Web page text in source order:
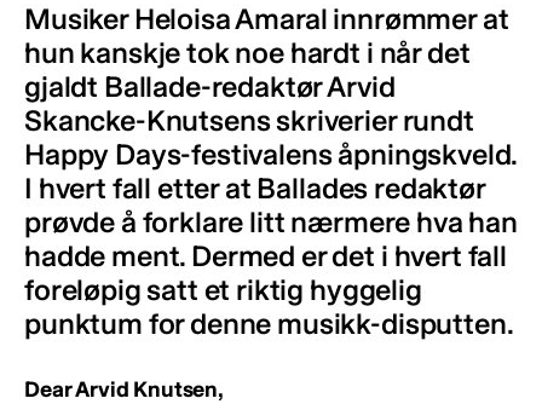
Musiker Heloisa Amaral innrømmer at
hun kanskje tok noe hardt i når det
gjaldt Ballade-redaktør Arvid
Skancke-Knutsens skriverier rundt
Happy Days-festivalens åpningskveld.
I hvert fall etter at Ballades redaktør
prøvde å forklare litt nærmere hva han
hadde ment. Dermed er det i hvert fall
foreløpig satt et riktig hyggelig
punktum for denne musikk-disputten.
Dear Arvid Knutsen,